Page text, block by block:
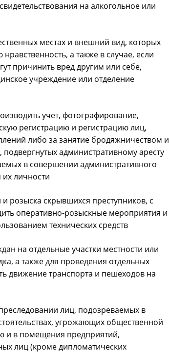
на алкогольное или
местах и ​​внешний вид, которых
а также в случае, если
причинить вред другим или себе,
учреждение или отделение
учет, фотографирование,
регистрацию и регистрацию лиц,
либо за занятие бродяжничеством и
административному аресту
в совершении административного
личности
розыска скрывшихся преступников, с
оперативно-розыскные мероприятия и
технических средств
на отдельные участки местности или
а также для проведения отдельных
движение транспорта и пешеходов на
лиц, подозреваемых в
угрожающих общественной
и в помещения предприятий,
лиц (кроме дипломатических